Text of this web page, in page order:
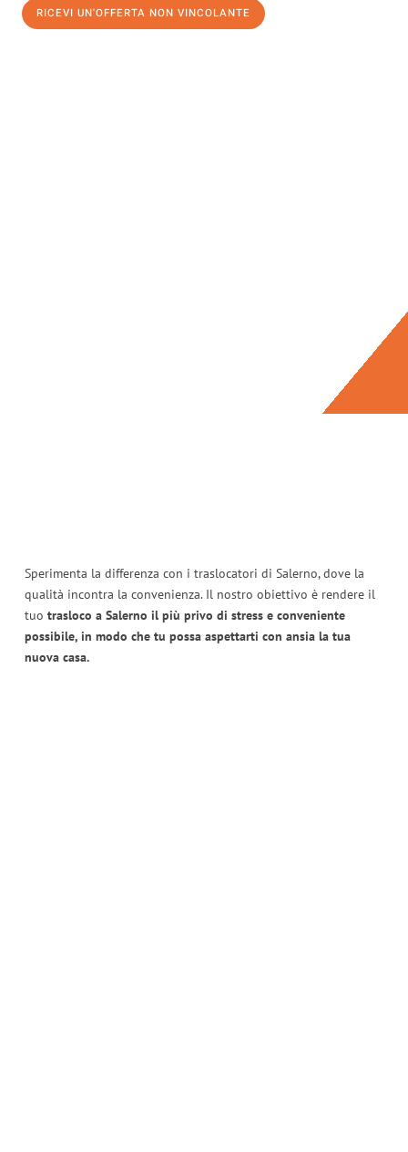
RICEVI UN'OFFERTA NON VINCOLANTE
Sperimenta la differenza con i traslocatori di Salerno, dove la
qualità incontra la convenienza. Il nostro obiettivo è rendere il
tuo trasloco a Salerno il più privo di stress e conveniente
possibile, in modo che tu possa aspettarti con ansia la tua
nuova casa.